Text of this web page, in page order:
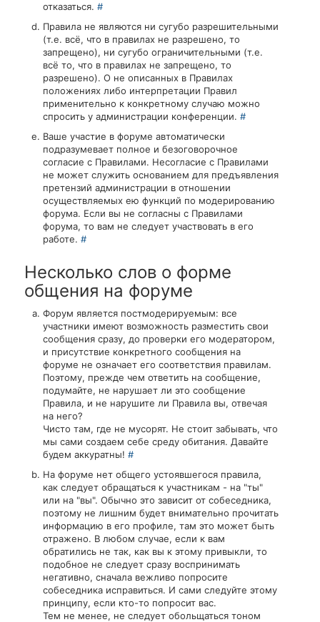
отказаться. #
Правила не являются ни сугубо разрешительными
(т.е. всё, что в правилах не разрешено, то
запрещено), ни сугубо ограничительными (т.е.
всё то, что в правилах не запрещено, то
разрешено). О не описанных в Правилах
положениях либо интерпретации Правил
применительно к конкретному случаю можно
спросить у администрации конференции. #
Ваше участие в форуме автоматически
подразумевает полное и безоговорочное
согласие с Правилами. Несогласие с Правилами
не может служить основанием для предъявления
претензий администрации в отношении
осуществляемых ею функций по модерированию
форума. Если вы не согласны с Правилами
форума, то вам не следует участвовать в его
работе. #
Несколько слов о форме
общения на форуме
Форум является постмодерируемым: все
участники имеют возможность разместить свои
сообщения сразу, до проверки его модератором,
и присутствие конкретного сообщения на
форуме не означает его соответствия правилам.
Поэтому, прежде чем ответить на сообщение,
подумайте, не нарушает ли это сообщение
Правила, и не нарушите ли Правила вы, отвечая
на него?
Чисто там, где не мусорят. Не стоит забывать, что
мы сами создаем себе среду обитания. Давайте
будем аккуратны! #
На форуме нет общего устоявшегося правила,
как следует обращаться к участникам - на "ты"
или на "вы". Обычно это зависит от собеседника,
поэтому не лишним будет внимательно прочитать
информацию в его профиле, там это может быть
отражено. В любом случае, если к вам
обратились не так, как вы к этому привыкли, то
подобное не следует сразу воспринимать
негативно, сначала вежливо попросите
собеседника исправиться. И сами следуйте этому
принципу, если кто-то попросит вас.
Тем не менее, не следует обольщаться тоном